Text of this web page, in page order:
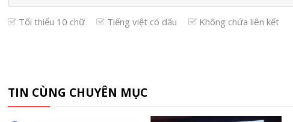
Tối thiểu 10 chữ Tiếng việt có dấu Không chứa liên kết
TIN CÙNG CHUYÊN MỤC